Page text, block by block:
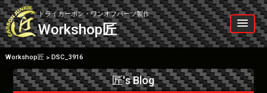
Skip
to
content
ドライカーボン・ワンオフパーツ製作
Workshop匠
Workshop匠> DSC_3916
匠's Blog